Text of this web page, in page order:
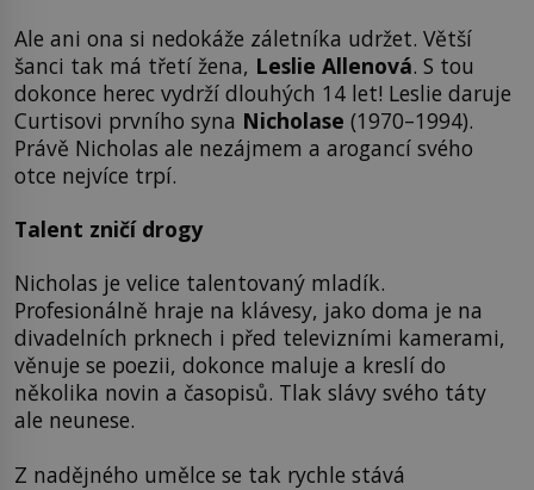
Ale ani ona si nedokáže záletníka udržet. Větší
šanci tak má třetí žena, Leslie Allenová. S tou
dokonce herec vydrží dlouhých 14 let! Leslie daruje
Curtisovi prvního syna Nicholase (1970–1994).
Právě Nicholas ale nezájmem a arogancí svého
otce nejvíce trpí.
Talent zničí drogy
Nicholas je velice talentovaný mladík.
Profesionálně hraje na klávesy, jako doma je na
divadelních prknech i před televizními kamerami,
věnuje se poezii, dokonce maluje a kreslí do
několika novin a časopisů. Tlak slávy svého táty
ale neunese.
Z nadějného umělce se tak rychle stává